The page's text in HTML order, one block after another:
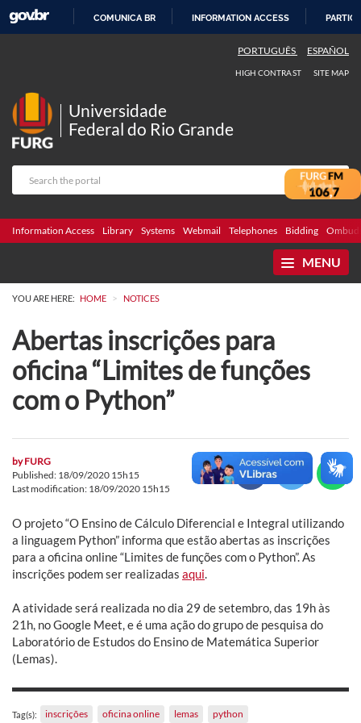
COMUNICA BR INFORMATION ACCESS
PORTUGUÊS ESPAÑOL
HIGH CONTRAST SITE MAP
Universidade
Federal do Rio Grande
Information Access Library Systems Webmail Telephones Bidding
MENU
YOU ARE HERE: HOME > NOTICES
Abertas inscrições para
oficina “Limites de funções
com o Python”
byFURG
Published: 18/09/2020 15h15
Last modification: 18/09/2020 15h15
O projeto “O Ensino de Cálculo Diferencial e Integral utilizando
a linguagem Python” informa que estão abertas as inscrições
para a oficina online “Limites de funções com o Python”. As
inscrições podem ser realizadas aqui
A atividade será realizada no dia 29 de setembro, das 19h às
21h, no Google Meet, e é uma ação do grupo de pesquisa do
Laboratório de Estudos do Ensino de Matemática Superior
(Lemas).
Tag(s): inscrições oficina online lemas python